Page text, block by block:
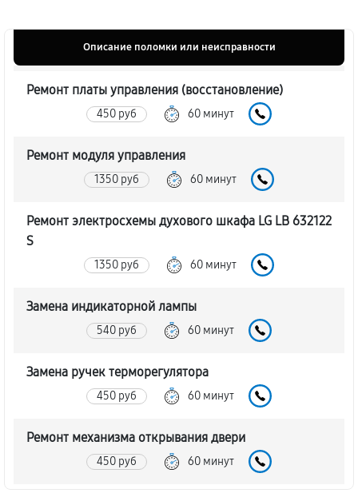
Описание поломки или неисправности
Ремонт платы управления (восстановление)
450 руб 60 минут
Ремонт модуля управления
1350 руб 60 минут
Ремонт электросхемы духового шкафа LG LB 632122
S
1350 руб 60 минут
Замена индикаторной лампы
540 руб 60 минут
Замена ручек терморегулятора
450 руб 60 минут
Ремонт механизма открывания двери
450 руб 60 минут